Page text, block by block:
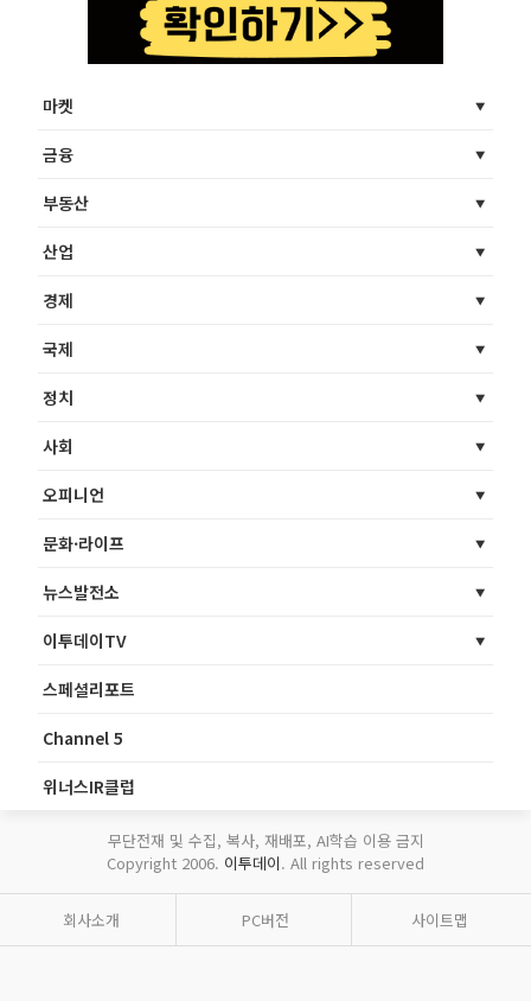
마켓
금융
부동산
산업
경제
국제
정치
사회
오피니언
문화·라이프
뉴스발전소
이투데이TV
스페셜리포트
Channel 5
위너스IR클럽
무단전재 및 수집, 복사, 재배포, AI학습 이용 금지
Copyright 2006. 이투데이. All rights reserved
회사소개 PC버전 사이트맵